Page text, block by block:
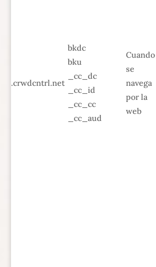
.crwdcntrl.net
bkdc
bku
_cc_dc
_cc_id
_cc_cc
_cc_aud
Cuando
se
navega
por la
web